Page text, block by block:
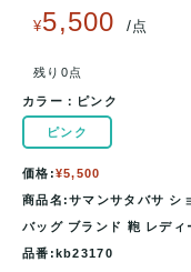
¥5,500 /点
残り0点
カラー： ピンク
ピンク
価格:¥5,500
商品名:サマンサタバサ シ
バッグ ブランド 鞄 レデ
品番:kb23170